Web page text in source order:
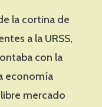
la cortina de
a la URSS,
con la
economía
mercado